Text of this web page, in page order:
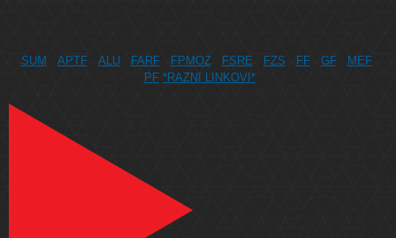
SUM APTF ALU FARF FPMOZ FSRE FZS FF GF
MEF
PF *RAZNI LINKOVI*